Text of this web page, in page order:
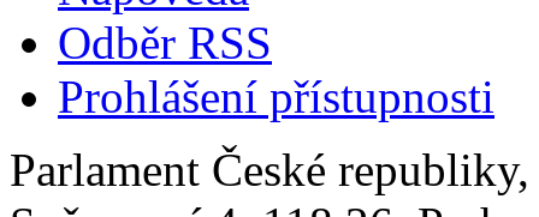
Odběr RSS
Prohlášení přístupnosti
Parlament České